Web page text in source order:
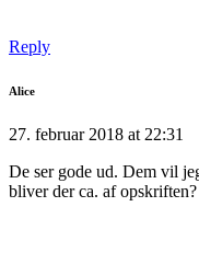
Reply
Alice
27. februar 2018 at 22:31
De ser gode ud. Dem vil
bliver der ca. af opskriften?